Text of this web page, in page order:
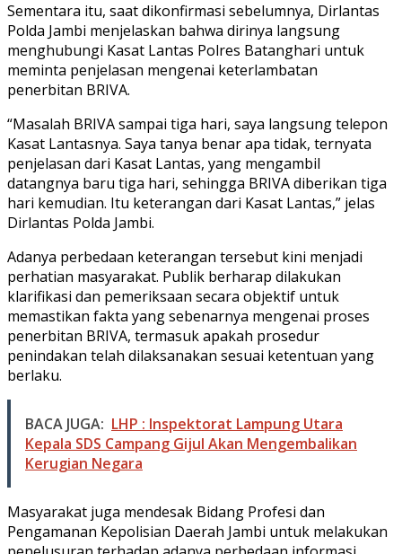
Sementara itu, saat dikonfirmasi sebelumnya, Dirlantas
Polda Jambi menjelaskan bahwa dirinya langsung
menghubungi Kasat Lantas Polres Batanghari untuk
meminta penjelasan mengenai keterlambatan
penerbitan BRIVA.
“Masalah BRIVA sampai tiga hari, saya langsung telepon
Kasat Lantasnya. Saya tanya benar apa tidak, ternyata
penjelasan dari Kasat Lantas, yang mengambil
datangnya baru tiga hari, sehingga BRIVA diberikan tiga
hari kemudian. Itu keterangan dari Kasat Lantas,” jelas
Dirlantas Polda Jambi.
Adanya perbedaan keterangan tersebut kini menjadi
perhatian masyarakat. Publik berharap dilakukan
klarifikasi dan pemeriksaan secara objektif untuk
memastikan fakta yang sebenarnya mengenai proses
penerbitan BRIVA, termasuk apakah prosedur
penindakan telah dilaksanakan sesuai ketentuan yang
berlaku.
BACA JUGA: LHP : Inspektorat Lampung Utara
Kepala SDS Campang Gijul Akan Mengembalikan
Kerugian Negara
Masyarakat juga mendesak Bidang Profesi dan
Pengamanan Kepolisian Daerah Jambi untuk melakukan